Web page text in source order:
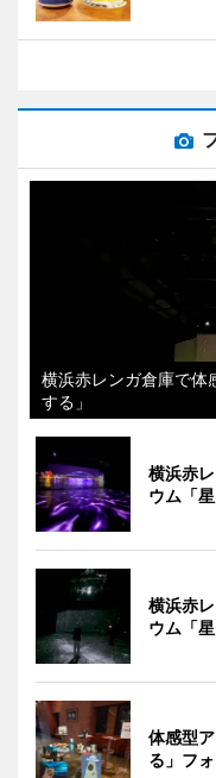
横浜赤レンガ倉庫で体
する」
横浜赤
ウム「
横浜赤
ウム「
体感型
る」フ